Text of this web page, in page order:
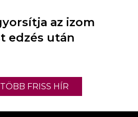
az izom
edzés után
FRISS HÍR